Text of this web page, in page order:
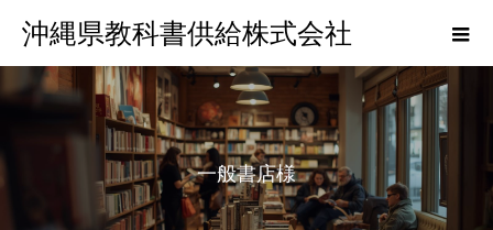
沖縄県教科書供給株式会社
一般書店様